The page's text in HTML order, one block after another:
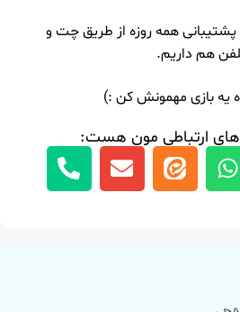
همه روزه از طریق چت و
هم داریم.
یه بازی مهمونش کن :)
های ارتباطی مون هست: